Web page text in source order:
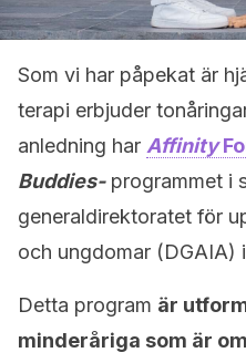
Som vi har påpekat är
terapi erbjuder
anledning har Affinity
Buddies-programmet i
generaldirektoratet för
och ungdomar (DGAIA)
Detta program är
minderåriga som är